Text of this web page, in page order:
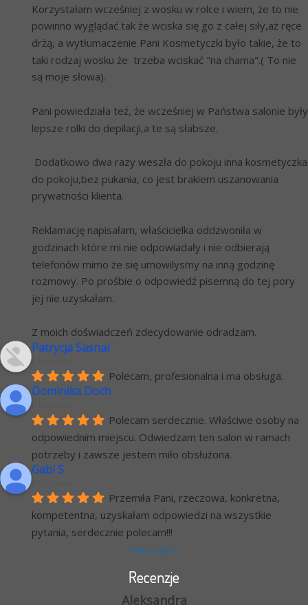
Korzystałam wcześniej z wosku w rolce i wiem, że to nie
powinno wyglądać tak że wciska się go z całej siły,aż ręce
drżą, a wytłumaczenie Pani Kosmetyczki było takie, że to
taki rodzaj wosku że  trzeba wciskać "na chama".( To nie
są moje słowa).
Pani powiedziała też, że wcześniej w Państwa salonie były
lepsze rolki do depilacji,a te są słabsze.
Dodatkowo dwa razy weszła do pokoju inna kosmetyczka
do pokoju,bez pukania, co jest brakiem uszanowania
prywatności klienta.
Reklamację napisałam, właścicielka oddzwoniła w
godzinach które mi nie odpowiadały i nie odbierają
telefonów mimo że się umowilysmy na inną godzinę
rozmowy. Po prośbie o odpowiedź pisemną do tej pory
jej nie uzyskałam.
Z moich doświadczeń zdecydowanie odradzam.
Patrycja Sasnal
Polecam, profesionalna i ma obsługa.
Dominika Doch
Polecam serdecznie. Właściwe osoby na
odpowiednim miejscu. Odwiedzam ten salon w ramach
potrzeby i zawsze jestem miło obsłużona.
Gabi S
Przemiła Pani, rzeczowa, konkretna,
kompetentna, uzyskałam odpowiedzi na wszystkie
pytania, serdecznie polecam!!!
Więcej opinii
Recenzje
Aleksandra